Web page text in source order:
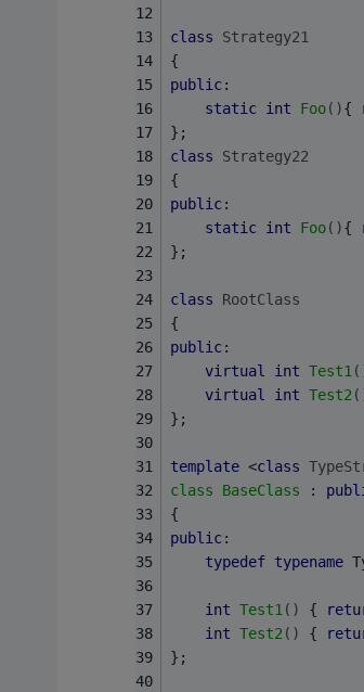
class
Strategy21
{
public:
static int Foo(){
};
class
Strategy22
{
public:
static int Foo(){
};
class
RootClass
{
public:
virtual
int Test1
virtual
int Test2
};
template <class
class
BaseClass :
{
public:
typedef typename
int Test1 () {
int Test2 () {
};